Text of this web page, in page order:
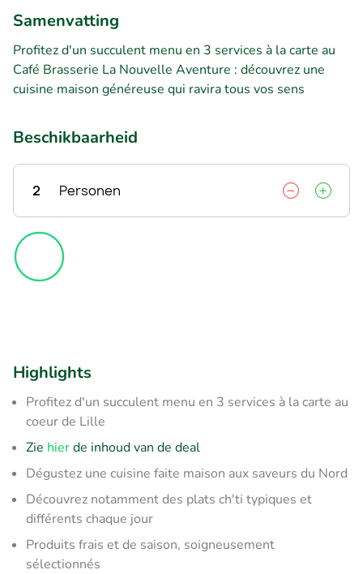
Samenvatting
Profitez d'un succulent menu en 3 services à la carte au
Café Brasserie La Nouvelle Aventure : découvrez une
cuisine maison généreuse qui ravira tous vos sens
Beschikbaarheid
2 Personen
Highlights
Profitez d'un succulent menu en 3 services à la carte au
coeur de Lille
Zie hierde inhoud van de deal
Dégustez une cuisine faite maison aux saveurs du Nord
Découvrez notamment des plats ch'ti typiques et
différents chaque jour
Produits frais et de saison, soigneusement
sélectionnés